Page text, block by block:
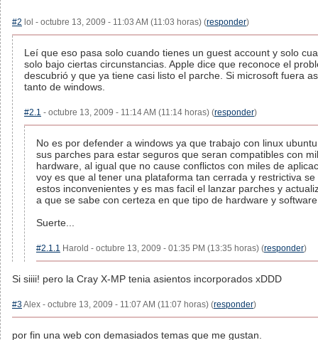
#2 lol - octubre 13, 2009 - 11:03 AM (11:03 horas) (responder)
Leí que eso pasa solo cuando tienes un guest account y solo
solo bajo ciertas circunstancias. Apple dice que reconoce el
descubrió y que ya tiene casi listo el parche. Si microsoft fuera
tanto de windows.
#2.1 - octubre 13, 2009 - 11:14 AM (11:14 horas) (responder)
No es por defender a windows ya que trabajo con linux
sus parches para estar seguros que seran compatibles con
hardware, al igual que no cause conflictos con miles de
voy es que al tener una plataforma tan cerrada y restrictiva
estos inconvenientes y es mas facil el lanzar parches y
a que se sabe con certeza en que tipo de hardware y
Suerte...
#2.1.1 Harold - octubre 13, 2009 - 01:35 PM (13:35 horas) (responder)
Si siiii! pero la Cray X-MP tenia asientos incorporados xDDD
#3Alex - octubre 13, 2009 - 11:07 AM (11:07 horas) (responder)
por fin una web con demasiados temas que me gustan.